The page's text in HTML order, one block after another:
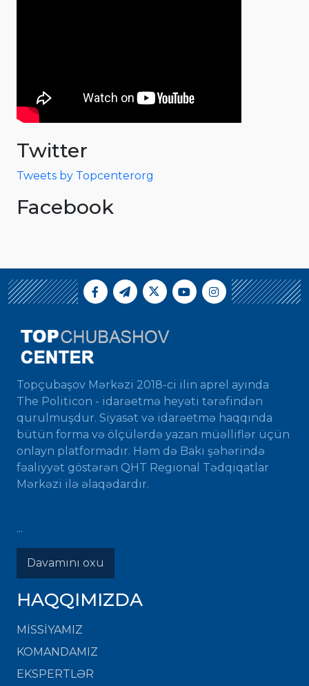
Twitter
Tweets by Topcenterorg
Facebook
Topçubaşov Mərkəzi 2018-ci ilin aprel ayında
The Politicon - idarəetmə heyəti tərəfindən
qurulmuşdur. Siyasət və idarəetmə haqqında
bütün forma və ölçülərdə yazan müəlliflər üçün
onlayn platformadır. Həm də Bakı şəhərində
fəaliyyət göstərən QHT Regional Tədqiqatlar
Mərkəzi ilə əlaqədardır.
...
Davamını oxu
HAQQIMIZDA
MISSIYAMIZ
KOMANDAMIZ
EKSPERTLƏR